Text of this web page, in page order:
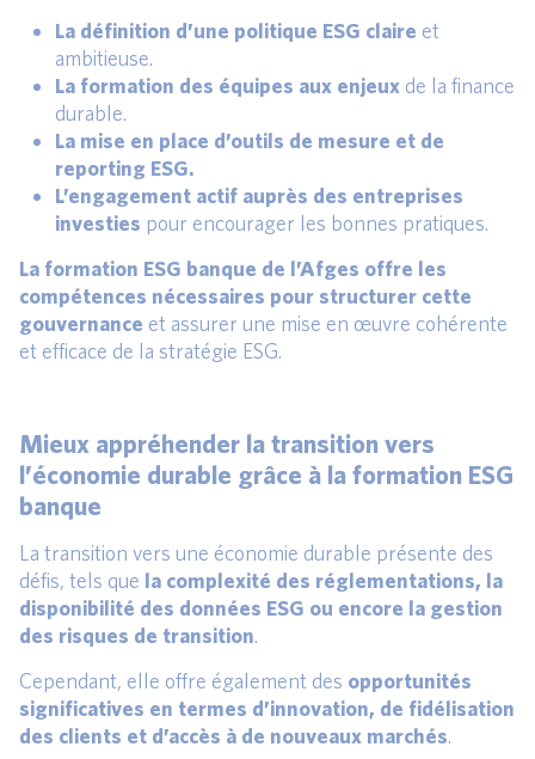
La définition d’une politique ESG claire et
ambitieuse.
La formation des équipes aux enjeux de la finance
durable.
La mise en place d’outils de mesure et de
reporting ESG.
L’engagement actif auprès des entreprises
investies pour encourager les bonnes pratiques.
La formation ESG banque de l’Afges offre les
compétences nécessaires pour structurer cette
gouvernance et assurer une mise en œuvre cohérente
et efficace de la stratégie ESG.
Mieux appréhender la transition vers
l’économie durable grâce à la formation ESG
banque
La transition vers une économie durable présente des
défis, tels que la complexité des réglementations, la
disponibilité des données ESG ou encore la gestion
des risques de transition.
Cependant, elle offre également des opportunités
significatives en termes d’innovation, de fidélisation
des clients et d’accès à de nouveaux marchés.